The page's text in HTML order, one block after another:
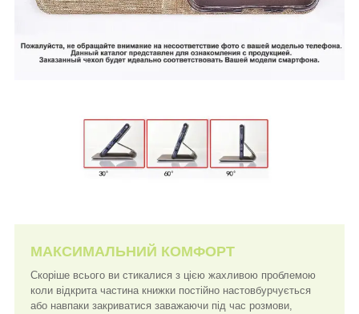
МАКСИМАЛЬНИЙ КОМФОРТ
Скоріше всього ви стикалися з цією жахливою проблемою
коли відкрита частина книжки постійно настовбурчується
або навпаки закриватися заважаючи під час розмови,